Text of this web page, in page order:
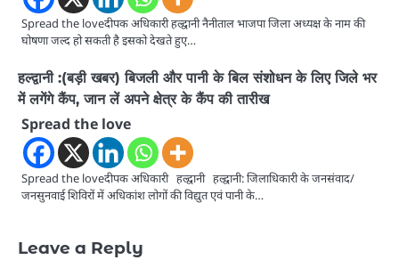
Spread the loveदीपक अधिकारी हल्द्वानी नैनीताल भाजपा जिला अध्यक्ष के नाम की
घोषणा जल्द हो सकती है इसको देखते हुए…
हल्द्वानी :(बड़ी खबर) बिजली और पानी के बिल संशोधन के लिए जिले भर
में लगेंगे कैंप, जान लें अपने क्षेत्र के कैंप की तारीख
Spread the love
Spread the loveदीपक अधिकारी हल्द्वानी हल्द्वानी: जिलाधिकारी के जनसंवाद/
जनसुनवाई शिविरों में अधिकांश लोगों की विद्युत एवं पानी के…
Leave a Reply